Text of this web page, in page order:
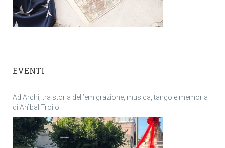
EVENTI
Ad Archi, tra storia dell’emigrazione, musica, tango e memoria
di Anìbal Troilo